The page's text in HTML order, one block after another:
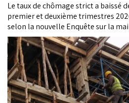
Le taux de chômage strict a baissé
premier et deuxième trimestres
selon la nouvelle Enquête sur la
Commissariat au Plan. Cette
accompagnée de la création de
Les déséquilibres restent toutefois
atteint 27,2% chez les 15-24 ans et
tandis que le taux global de sous-
d’œuvre demeure élevé à 18,9%.